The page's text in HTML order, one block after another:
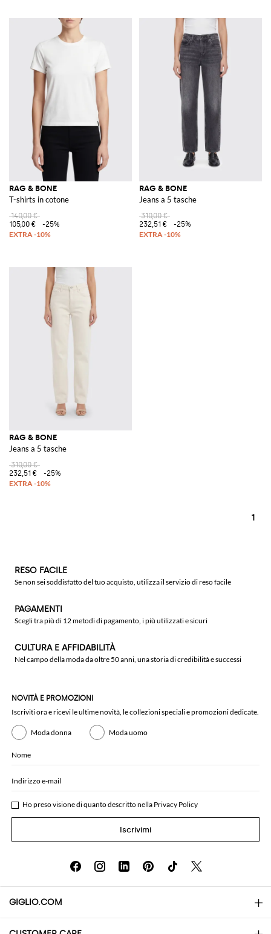
RAG & BONE
T-shirts in cotone
140,00 €
105,00 €
-25%
RAG & BONE
Jeans a 5 tasche
310,00 €
232,51 €
-25%
RAG & BONE
Jeans a 5 tasche
310,00 €
232,51 €
-25%
1
RESO FACILE
Se non sei soddisfatto del tuo acquisto, utilizza il servizio di reso facile
PAGAMENTI
Scegli tra più di 12 metodi di pagamento, i più utilizzati e sicuri
CULTURA E AFFIDABILITÀ
Nel campo della moda da oltre 50 anni, una storia di credibilità e successi
NOVITÀ E PROMOZIONI
Iscriviti ora e ricevi le ultime novità, le collezioni speciali e promozioni dedicate.
Moda donna Moda uomo
Nome
Indirizzo e-mail
Ho preso visione di quanto descritto nella Privacy Policy
Iscrivimi
GIGLIO.COM